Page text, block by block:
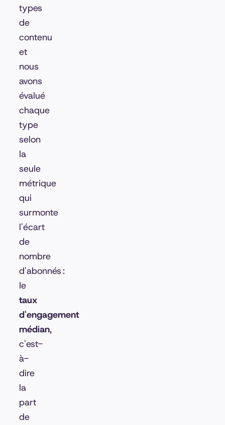
types
de
contenu
et
nous
avons
évalué
chaque
type
selon
la
seule
métrique
qui
surmonte
l'écart
de
nombre
d'abonnés :
le
taux
d'engagement
médian,
c'est-
à-
dire
la
part
de